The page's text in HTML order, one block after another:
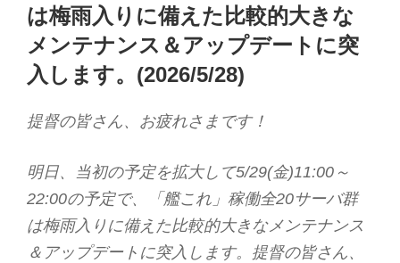
は梅雨入りに備えた比較的大きな
メンテナンス＆アップデートに突
入します。(2026/5/28)
提督の皆さん、お疲れさまです！
明日、当初の予定を拡大して5/29(金)11:00～
22:00の予定で、「艦これ」稼働全20サーバ群
は梅雨入りに備えた比較的大きなメンテナンス
＆アップデートに突入します。提督の皆さん、